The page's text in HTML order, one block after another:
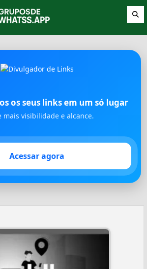
os seus links em um só lugar
mais visibilidade e alcance.
Acessar agora